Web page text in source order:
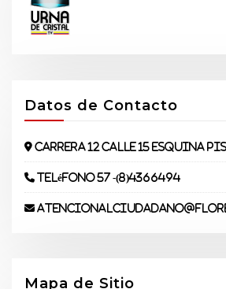
Datos de Contacto
Carrera 12 Calle 15 Esquina
Teléfono 57 -(8)4366494
Mapa de Sitio